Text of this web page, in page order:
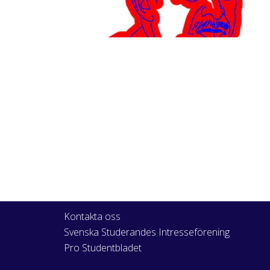
Kontakta oss
Svenska Studerandes Intresseförening
Pro Studentbladet